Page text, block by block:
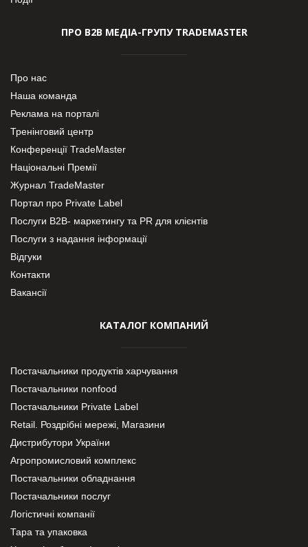
ПРО В2В МЕДІА-ГРУПУ TRADEMASTER
Про нас
Наша команда
Реклама на порталі
Тренінговий центр
Конференції TradeMaster
Національні Премії
Журнал TradeMaster
Портал про Private Label
Послуги В2В- маркетингу та PR для клієнтів
Послуги з надання інформації
Відгуки
Контакти
Вакансії
КАТАЛОГ КОМПАНИЙ
Постачальники продуктів харчування
Постачальники nonfood
Постачальники Private Label
Retail. Роздрібні мережі, Магазини
Дистрибутори України
Агропромисловий комплекс
Постачальники обладнання
Постачальники послуг
Логістичні компанії
Тара та упаковка